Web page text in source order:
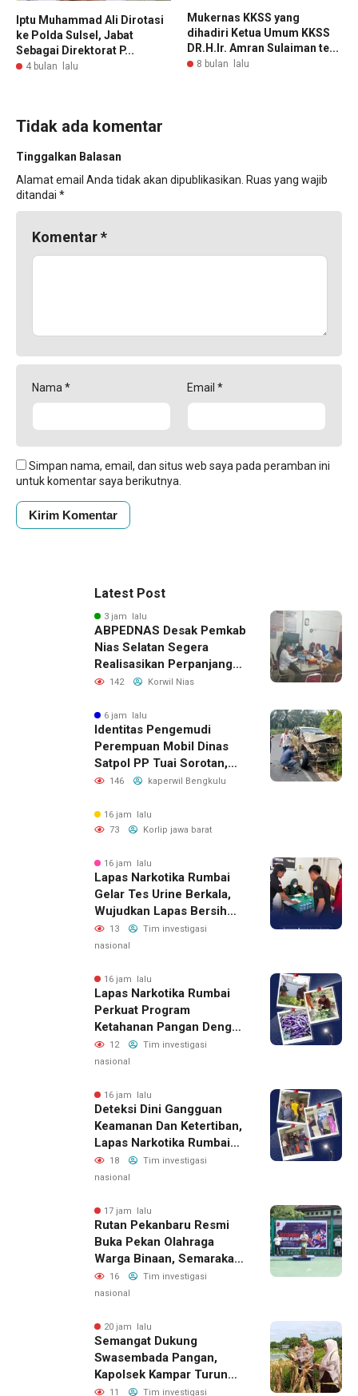
Iptu Muhammad Ali Dirotasi
ke Polda Sulsel, Jabat
Sebagai Direktorat P...
4 bulan lalu
Mukernas KKSS yang
dihadiri Ketua Umum KKSS
DR.H.Ir. Amran Sulaiman te...
8 bulan lalu
Tidak ada komentar
Tinggalkan Balasan
Alamat email Anda tidak akan dipublikasikan. Ruas yang wajib
ditandai *
Komentar*
Nama * Email *
Simpan nama, email, dan situs web saya pada peramban ini
untuk komentar saya berikutnya.
Latest Post
3 jam lalu
ABPEDNAS Desak Pemkab
Nias Selatan Segera
Realisasikan Perpanjangan
Masa Jabatan BPD, Soroti
Kesejahteraan Anggota
142 Korwil Nias
6 jam lalu
Identitas Pengemudi
Perempuan Mobil Dinas
Satpol PP Tuai Sorotan,
Publik Pertanyakan Izin
146 kaperwil Bengkulu
16 jam lalu
73
Korlip jawa barat
16 jam lalu
Lapas Narkotika Rumbai
Gelar Tes Urine Berkala,
Wujudkan Lapas Bersih
Dari Narkoba
13
Tim investigasi
nasional
16 jam lalu
Lapas Narkotika Rumbai
Perkuat Program
Ketahanan Pangan Dengan
Memanen Terong
12
Tim investigasi
nasional
16 jam lalu
Deteksi Dini Gangguan
Keamanan Dan Ketertiban,
Lapas Narkotika Rumbai
Gelar Razia Rutin Blok
Hunian
18
Tim investigasi
nasional
17 jam lalu
Rutan Pekanbaru Resmi
Buka Pekan Olahraga
Warga Binaan, Semarakan
HUT RI Ke-81
16
Tim investigasi
nasional
20 jam lalu
Semangat Dukung
Swasembada Pangan,
Kapolsek Kampar Turun
Langsung Panen Jagung
11 Tim investigasi